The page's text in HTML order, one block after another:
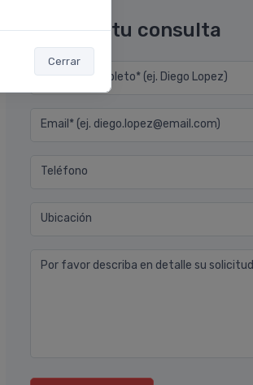
Cerrar
Déjanos tu consulta
Nombre completo* (ej. Diego Lopez)
Email* (ej. diego.lopez@email.com)
Teléfono
Ubicación
Por favor describa en detalle su solicitud